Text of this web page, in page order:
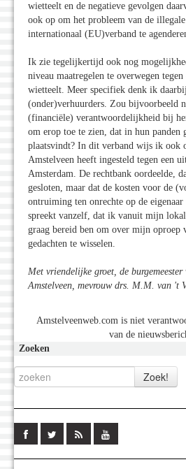
wietteelt en de negatieve gevolgen
ook op om het probleem van de
internationaal (EU)verband te
Ik zie tegelijkertijd ook nog
niveau maatregelen te overwegen
wietteelt. Meer specifiek denk ik
(onder)verhuurders. Zou bijvoorbeeld
(financiële) verantwoordelijkheid bij
om erop toe te zien, dat in hun panden
plaatsvindt? In dit verband wijs ik ook
Amstelveen heeft ingesteld tegen een
Amsterdam. De rechtbank oordeelde,
gesloten, maar dat de kosten voor de
ontruiming ten onrechte op de
spreekt vanzelf, dat ik vanuit mijn
graag bereid ben om over mijn oproep
gedachten te wisselen.
Met vriendelijke groet, de burgemeester
Amstelveen, mevrouw drs. M.M. van 't
Amstelveenweb.com is niet
van de
Zoeken